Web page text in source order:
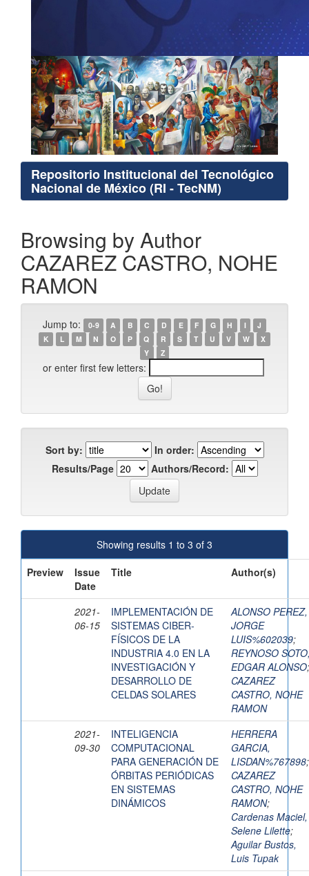
Repositorio Institucional del Tecnológico
Nacional de México (RI - TecNM)
Browsing by Author
CAZAREZ CASTRO, NOHE
RAMON
Jump to: 0-9 A B C D E F G H I
J
K
L M N O P Q R S T U V W
X
Y
Z
or enter first few letters:
Sort by:
In order:
Results/Page
Authors/Record:
Showing results 1 to 3 of 3
Preview
Issue
Date
Title Author(s)
2021-
06-15
IMPLEMENTACIÓN DE
SISTEMAS CIBER-
FÍSICOS DE LA
INDUSTRIA 4.0 EN LA
INVESTIGACIÓN Y
DESARROLLO DE
CELDAS SOLARES
ALONSO PEREZ,
JORGE
LUIS%602039;
REYNOSO
EDGAR ALONSO;
CAZAREZ
CASTRO, NOHE
RAMON
2021-
09-30
INTELIGENCIA
COMPUTACIONAL
PARA GENERACIÓN DE
ÓRBITAS PERIÓDICAS
EN SISTEMAS
DINÁMICOS
HERRERA
GARCIA,
LISDAN%767898;
CAZAREZ
CASTRO, NOHE
RAMON;
Cardenas Maciel,
Selene Lilette;
Aguilar Bustos,
Luis Tupak